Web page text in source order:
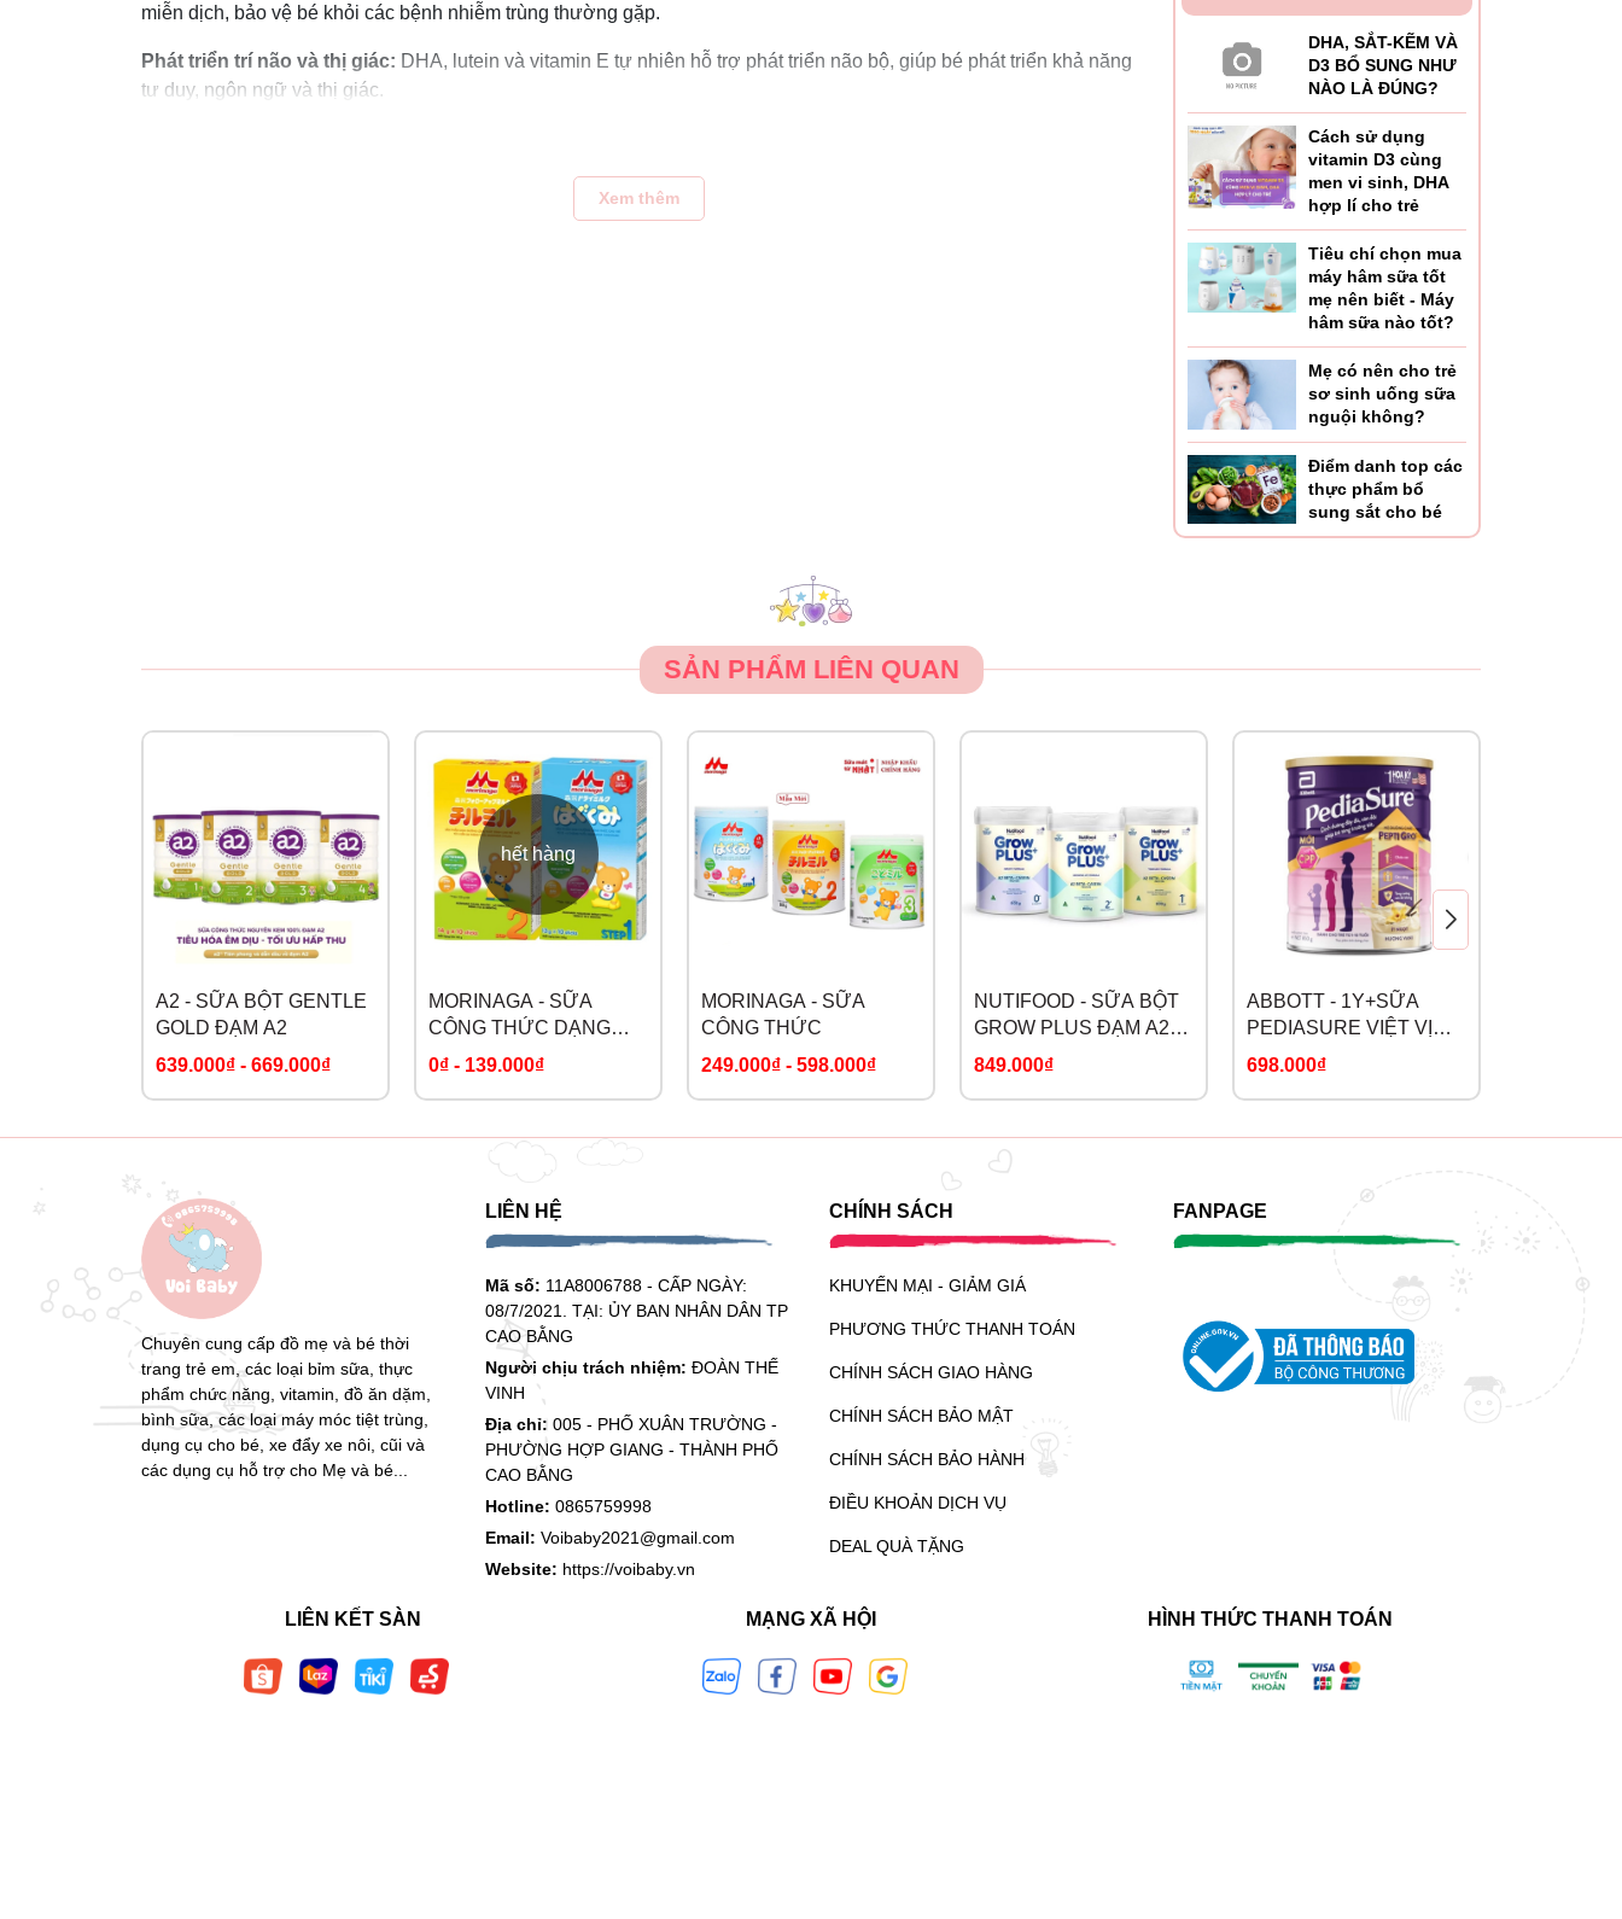
miễn dịch, bảo vệ bé khỏi các bệnh nhiễm trùng thường gặp.
Phát triển trí não và thị giác: DHA, lutein và vitamin E tự nhiên hỗ trợ phát triển não bộ, giúp bé phát triển khả năng
tư duy, ngôn ngữ và thị giác.
Gangliosides giúp kết nối và phát triển các khớp thần kinh trong não, tăng cường khả năng
tránh ánh nắng trực tiếp.
sau khi mở nắp để đảm bảo chất lượng tốt nhất.
Similac PRODI-G là sự lựa chọn hoàn hảo cho bé. Với hệ dưỡng chất Prodi-G giúp tăng cường miễn dịch và phát
triển trí não vượt trội, sản phẩm không chỉ giúp bé khỏe mạnh mà còn hỗ trợ phát triển trí tuệ thông minh, sẵn sàng
cho mọi thách thức phía trước.
Xem thêm
DHA, SẮT-KẼM VÀ
D3 BỔ SUNG NHƯ
NÀO LÀ ĐÚNG?
Cách sử dụng
vitamin D3 cùng
men vi sinh, DHA
hợp lí cho trẻ
Tiêu chí chọn mua
máy hâm sữa tốt
mẹ nên biết - Máy
hâm sữa nào tốt?
Mẹ có nên cho trẻ
sơ sinh uống sữa
nguội không?
Điểm danh top các
thực phẩm bổ
sung sắt cho bé
SẢN PHẨM LIÊN QUAN
A2 - SỮA BỘT GENTLE
GOLD ĐẠM A2
639.000₫ - 669.000₫
hết hàng
MORINAGA - SỮA
CÔNG THỨC DẠNG
GÓI
0₫ - 139.000₫
MORINAGA - SỮA
CÔNG THỨC
249.000₫ - 598.000₫
NUTIFOOD - SỮA BỘT
GROW PLUS ĐẠM A2
BETA CASEIN
849.000₫
ABBOTT - 1Y+SỮA
PEDIASURE VIỆT VỊ
VANI
698.000₫
Chuyên cung cấp đồ mẹ và bé thời
trang trẻ em, các loại bỉm sữa, thực
phẩm chức năng, vitamin, đồ ăn dặm,
bình sữa, các loại máy móc tiệt trùng,
dụng cụ cho bé, xe đẩy xe nôi, cũi và
các dụng cụ hỗ trợ cho Mẹ và bé...
LIÊN HỆ
Mã số: 11A8006788 - CẤP NGÀY:
08/7/2021. TẠI: ỦY BAN NHÂN DÂN TP
CAO BẰNG
Người chịu trách nhiệm: ĐOÀN THẾ
VINH
Địa chỉ: 005 - PHỐ XUÂN TRƯỜNG -
PHƯỜNG HỢP GIANG - THÀNH PHỐ
CAO BẰNG
Hotline: 0865759998
Email: Voibaby2021@gmail.com
Website: https://voibaby.vn
CHÍNH SÁCH
KHUYẾN MẠI - GIẢM GIÁ
PHƯƠNG THỨC THANH TOÁN
CHÍNH SÁCH GIAO HÀNG
CHÍNH SÁCH BẢO MẬT
CHÍNH SÁCH BẢO HÀNH
ĐIỀU KHOẢN DỊCH VỤ
DEAL QUÀ TẶNG
FANPAGE
LIÊN KẾT SÀN MẠNG XÃ HỘI HÌNH THỨC THANH TOÁN